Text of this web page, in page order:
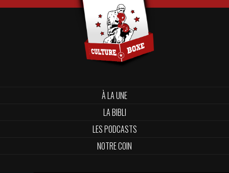
À LA UNE
LA BIBLI
LES PODCASTS
NOTRE COIN